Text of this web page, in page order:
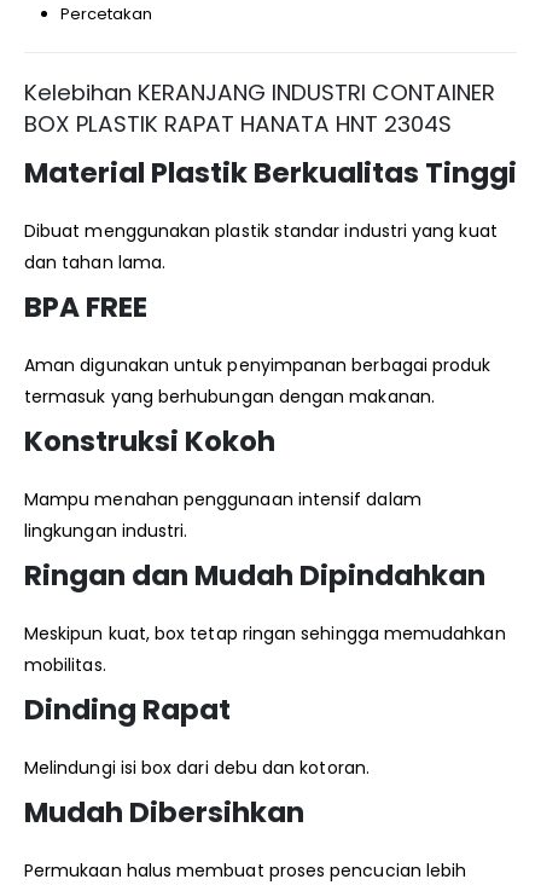
Percetakan
Kelebihan KERANJANG INDUSTRI CONTAINER
BOX PLASTIK RAPAT HANATA HNT 2304S
Material Plastik Berkualitas Tinggi
Dibuat menggunakan plastik standar industri yang kuat
dan tahan lama.
BPA FREE
Aman digunakan untuk penyimpanan berbagai produk
termasuk yang berhubungan dengan makanan.
Konstruksi Kokoh
Mampu menahan penggunaan intensif dalam
lingkungan industri.
Ringan dan Mudah Dipindahkan
Meskipun kuat, box tetap ringan sehingga memudahkan
mobilitas.
Dinding Rapat
Melindungi isi box dari debu dan kotoran.
Mudah Dibersihkan
Permukaan halus membuat proses pencucian lebih